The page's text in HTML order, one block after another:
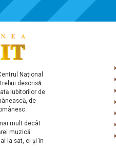
Naţional
descrisă
iubitorilor de
de
mult decât
muzică
la sat, ci şi în